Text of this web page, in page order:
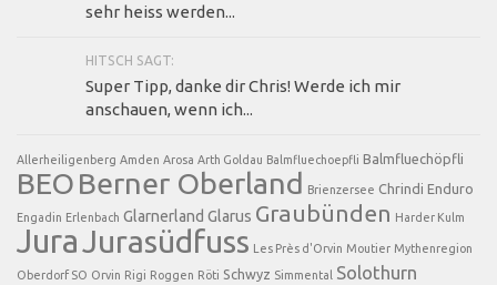
sehr heiss werden...
HITSCH SAGT:
Super Tipp, danke dir Chris! Werde ich mir
anschauen, wenn ich...
Allerheiligenberg Amden Arosa Arth Goldau Balmfluechoepfli Balmfluechöpfli
BEO Berner Oberland Brienzersee Chrindi Enduro
Engadin Erlenbach Glarnerland Glarus Graubünden Harder Kulm
JuraJurasüdfuss Les Près d'Orvin Moutier Mythenregion
Oberdorf SO Orvin Rigi Roggen Röti Schwyz Simmental Solothurn